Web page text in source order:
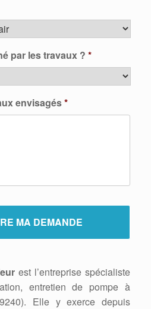
par les travaux ? *
envisagés*
est l’entreprise spécialiste
entretien de pompe à
Elle y exerce depuis